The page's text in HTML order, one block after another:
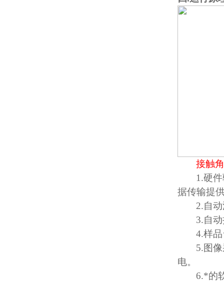
接触
1.硬
据传输提
2.自
3.自
4.样
5.图
电。
6.*的